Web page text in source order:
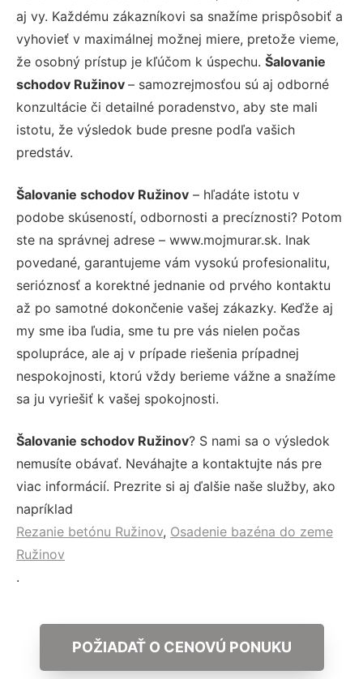
aj vy. Každému zákazníkovi sa snažíme prispôsobiť a
vyhovieť v maximálnej možnej miere, pretože vieme,
že osobný prístup je kľúčom k úspechu. Šalovanie
schodov Ružinov – samozrejmosťou sú aj odborné
konzultácie či detailné poradenstvo, aby ste mali
istotu, že výsledok bude presne podľa vašich
predstáv.
Šalovanie schodov Ružinov – hľadáte istotu v
podobe skúseností, odbornosti a precíznosti? Potom
ste na správnej adrese – www.mojmurar.sk. Inak
povedané, garantujeme vám vysokú profesionalitu,
serióznosť a korektné jednanie od prvého kontaktu
až po samotné dokončenie vašej zákazky. Keďže aj
my sme iba ľudia, sme tu pre vás nielen počas
spolupráce, ale aj v prípade riešenia prípadnej
nespokojnosti, ktorú vždy berieme vážne a snažíme
sa ju vyriešiť k vašej spokojnosti.
Šalovanie schodov Ružinov? S nami sa o výsledok
nemusíte obávať. Neváhajte a kontaktujte nás pre
viac informácií. Prezrite si aj ďalšie naše služby, ako
napríklad
Rezanie betónu Ružinov, Osadenie bazéna do zeme
Ružinov
.
POŽIADAŤ O CENOVÚ PONUKU